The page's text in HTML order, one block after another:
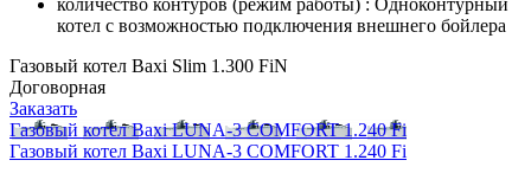
котел с возможностью подключения внешнего бойлера
Газовый котел Baxi Slim 1.300 FiN
Договорная
Заказать
Газовый котел Baxi LUNA-3 COMFORT 1.240 Fi
Газовый котел Baxi LUNA-3 COMFORT 1.240 Fi